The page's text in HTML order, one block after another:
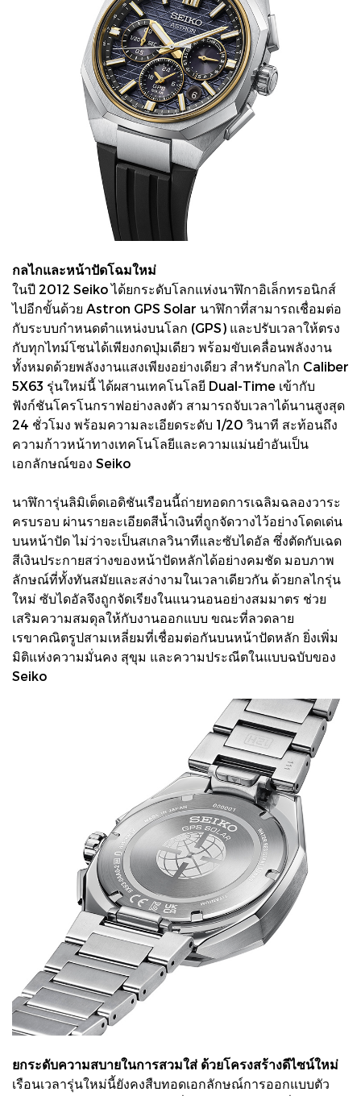
กลไกและหน้าปัดโฉมใหม่
ในปี 2012 Seiko ได้ยกระดับโลกแห่งนาฬิกาอิเล็กทรอนิกส์
ไปอีกขั้นด้วย Astron GPS Solar นาฬิกาที่สามารถเชื่อมต่อ
กับระบบกำหนดตำแหน่งบนโลก (GPS) และปรับเวลาให้ตรง
กับทุกไทม์โซนได้เพียงกดปุ่มเดียว พร้อมขับเคลื่อนพลังงาน
ทั้งหมดด้วยพลังงานแสงเพียงอย่างเดียว สำหรับกลไก Caliber
5X63 รุ่นใหม่นี้ ได้ผสานเทคโนโลยี Dual-Time เข้ากับ
ฟังก์ชันโครโนกราฟอย่างลงตัว สามารถจับเวลาได้นานสูงสุด
24 ชั่วโมง พร้อมความละเอียดระดับ 1/20 วินาที สะท้อนถึง
ความก้าวหน้าทางเทคโนโลยีและความแม่นยำอันเป็น
เอกลักษณ์ของ Seiko
นาฬิการุ่นลิมิเต็ดเอดิชันเรือนนี้ถ่ายทอดการเฉลิมฉลองวาระ
ครบรอบ ผ่านรายละเอียดสีน้ำเงินที่ถูกจัดวางไว้อย่างโดดเด่น
บนหน้าปัด ไม่ว่าจะเป็นสเกลวินาทีและซับไดอัล ซึ่งตัดกับเฉด
สีเงินประกายสว่างของหน้าปัดหลักได้อย่างคมชัด มอบภาพ
ลักษณ์ที่ทั้งทันสมัยและสง่างามในเวลาเดียวกัน ด้วยกลไกรุ่น
ใหม่ ซับไดอัลจึงถูกจัดเรียงในแนวนอนอย่างสมมาตร ช่วย
เสริมความสมดุลให้กับงานออกแบบ ขณะที่ลวดลาย
เรขาคณิตรูปสามเหลี่ยมที่เชื่อมต่อกันบนหน้าปัดหลัก ยิ่งเพิ่ม
มิติแห่งความมั่นคง สุขุม และความประณีตในแบบฉบับของ
Seiko
ยกระดับความสบายในการสวมใส่ ด้วยโครงสร้างดีไซน์ใหม่
เรือนเวลารุ่นใหม่นี้ยังคงสืบทอดเอกลักษณ์การออกแบบตัว